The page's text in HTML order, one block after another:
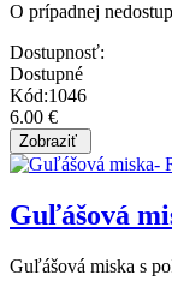
O prípadnej
Dostupnosť:
Dostupné
Kód:1046
6.00 €
Guľášová
Guľášová miska s